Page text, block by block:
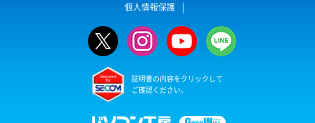
個人情報保護
証明書の内容をクリックして
ご確認ください。